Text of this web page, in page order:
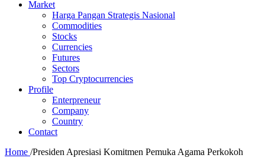
Market
Harga Pangan Strategis Nasional
Commodities
Stocks
Currencies
Futures
Sectors
Top Cryptocurrencies
Profile
Enterpreneur
Company
Country
Contact
Home /Presiden Apresiasi Komitmen Pemuka Agama Perkokoh